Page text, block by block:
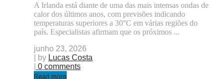
A Irlanda está diante de uma das mais intensas ondas de
calor dos últimos anos, com previsões indicando
temperaturas superiores a 30°C em várias regiões do
país. Especialistas afirmam que os próximos ...
junho 23, 2026
| by Lucas Costa
0 comments
Read more